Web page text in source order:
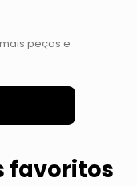
peças e
favoritos